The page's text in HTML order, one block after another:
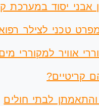
אבני יסוד במערכת
טכני לצילר
אוויר למקוררי
קריטיים?
והתאמתן לבתי חולים